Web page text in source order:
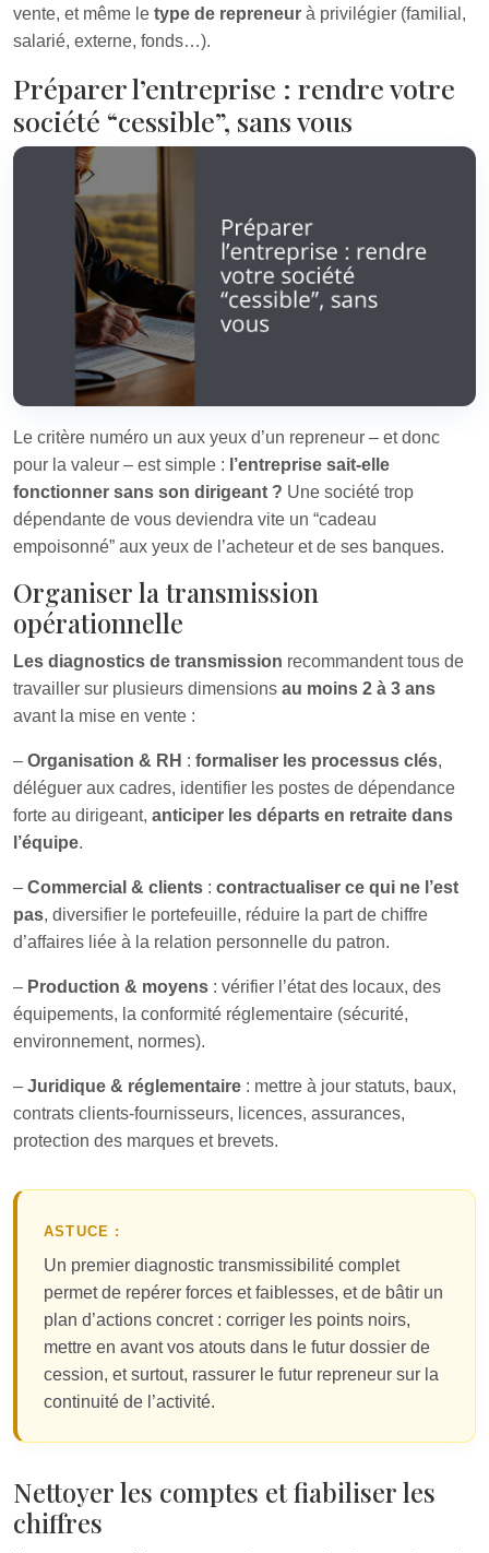
vente, et même le type de repreneur à privilégier (familial,
salarié, externe, fonds…).
Préparer l’entreprise : rendre votre
société “cessible”, sans vous
Le critère numéro un aux yeux d’un repreneur – et donc
pour la valeur – est simple : l’entreprise sait-elle
fonctionner sans son dirigeant ? Une société trop
dépendante de vous deviendra vite un “cadeau
empoisonné” aux yeux de l’acheteur et de ses banques.
Organiser la transmission
opérationnelle
Les diagnostics de transmission recommandent tous de
travailler sur plusieurs dimensions au moins 2 à 3 ans
avant la mise en vente :
– Organisation & RH : formaliser les processus clés,
déléguer aux cadres, identifier les postes de dépendance
forte au dirigeant, anticiper les départs en retraite dans
l’équipe.
– Commercial & clients : contractualiser ce qui ne l’est
pas, diversifier le portefeuille, réduire la part de chiffre
d’affaires liée à la relation personnelle du patron.
– Production & moyens : vérifier l’état des locaux, des
équipements, la conformité réglementaire (sécurité,
environnement, normes).
– Juridique & réglementaire : mettre à jour statuts, baux,
contrats clients-fournisseurs, licences, assurances,
protection des marques et brevets.
ASTUCE :
Un premier diagnostic transmissibilité complet
permet de repérer forces et faiblesses, et de bâtir un
plan d’actions concret : corriger les points noirs,
mettre en avant vos atouts dans le futur dossier de
cession, et surtout, rassurer le futur repreneur sur la
continuité de l’activité.
Nettoyer les comptes et fiabiliser les
chiffres